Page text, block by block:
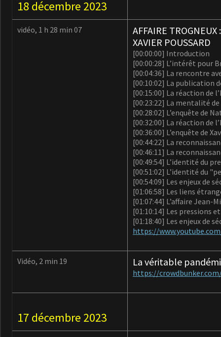
18 décembre 2023
vidéo, 1 h 28 min 07
AFFAIRE
XAVIER POUSSARD
[00:00:00] Introduction
[00:00:28] L’intérêt pour
[00:04:36] La rencontre
[00:10:02] La publication
[00:15:00] La réaction de
[00:23:22] La mentalité
[00:28:02] L’enquête de
[00:32:00] La réaction de
[00:36:00] L’enquête de
[00:44:22] La
[00:46:11] La
[00:49:54] L’identité du
[00:51:02] L’identité du
[00:54:09] Les enjeux de
[01:06:58] Les liens
[01:07:44] L’affaire Jean-
[01:10:14] Les pressions
[01:18:40] Les enjeux de
https://
Vidéo, 2 min 19 La véritable
https://
17 décembre 2023